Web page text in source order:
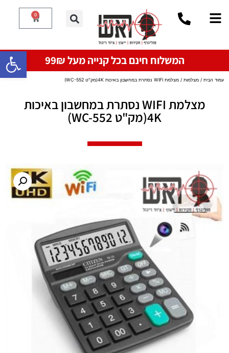
פתח
0
המשלוח חינם בכל קנייה מעל 99₪
עמוד הבית / מצלמות / מצלמת WIFI נסתרת במחשבון באיכות 4K(מק"ט WC-552)
מצלמת WIFI נסתרת במחשבון באיכות
4K(מק"ט WC-552)